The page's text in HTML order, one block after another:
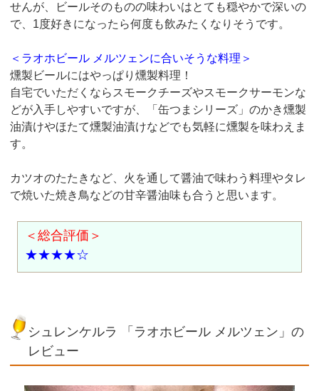
せんが、ビールそのものの味わいはとても穏やかで深いの
で、1度好きになったら何度も飲みたくなりそうです。
＜ラオホビール メルツェンに合いそうな料理＞
燻製ビールにはやっぱり燻製料理！
自宅でいただくならスモークチーズやスモークサーモンな
どが入手しやすいですが、「缶つまシリーズ」のかき燻製
油漬けやほたて燻製油漬けなどでも気軽に燻製を味わえま
す。
カツオのたたきなど、火を通して醤油で味わう料理やタレ
で焼いた焼き鳥などの甘辛醤油味も合うと思います。
＜総合評価＞
★★★★☆
シュレンケルラ 「ラオホビール メルツェン」の
レビュー